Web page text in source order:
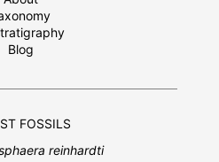
Blog
FOSSILS
reinhardti